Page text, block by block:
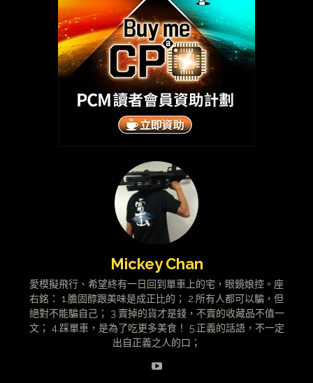
Mickey Chan
愛模擬飛行、希望終有一日回到單車上的宅，眼鏡娘控。座
右銘： 1.膽固醇跟美味是成正比的； 2.所有人都可以騙，但
絕對不能騙自己； 3.賣掉的貨才是錢，不賣的收藏品不值一
文； 4.踩單車，是為了吃更多美食！ 5.正義的話語，不一定
出自正義之人的口；